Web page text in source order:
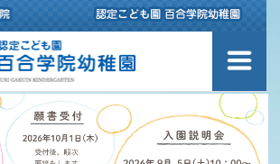
幼稚園について
園内のご案内
スクールバスのご案内